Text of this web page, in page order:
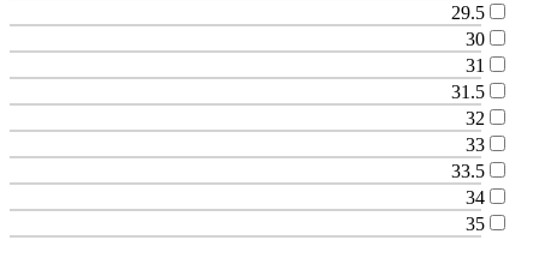
29.5
30
31
31.5
32
33
33.5
34
35